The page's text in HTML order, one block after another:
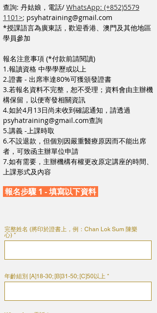
查詢: 丹姑娘，電話/ WhatsApp: (+852)5579
1101>; psyhatraining@gmail.com
*授課語言為廣東話，歡迎香港、澳門及其他地區
學員參加
報名注意事項 (*付款前請閱讀)
1.報讀資格 中學學歷或以上
2.證書 - 出席率達80%可獲頒發證書
3.若報名資料不完整，恕不受理；資料會由主辦機
構保留，以便寄發相關資訊
4.如於4月13日尚未收到確認通知，請透過
psyhatraining@gmail.com查詢
5.講義 -上課時取
6.不設退款，但個別因嚴重醫療原因而不能出席
者，可致函主辦單位申請
7.如有需要，主辦機構有權更改原定講座的時間、
上課形式及內容
報名步驟 1 - 填寫以下資料
完整姓名 (將印於證書上，例：Chan Lok Sum 陳樂
心)
年齡組別 [A]18-30; [B]31-50; [C]50以上